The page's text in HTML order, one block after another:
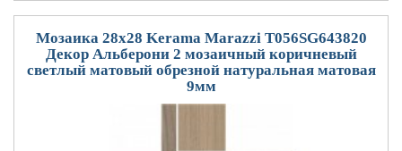
Мозаика 28x28 Kerama Marazzi T056SG643820
Декор Альберони 2 мозаичный коричневый
светлый матовый обрезной натуральная матовая
9мм